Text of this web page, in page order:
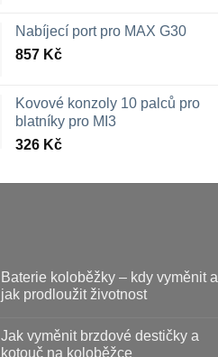
Nabíjecí port pro MAX G30
857 Kč
Kovové konzoly 10 palců pro
blatníky pro MI3
326 Kč
Baterie koloběžky – kdy vyměnit a
jak prodloužit životnost
textu
Jak vyměnit brzdové destičky a
kotouč na koloběžce